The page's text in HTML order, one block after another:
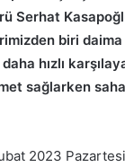
Serhat
biri daima
hızlı
sağlarken saha
2023
22